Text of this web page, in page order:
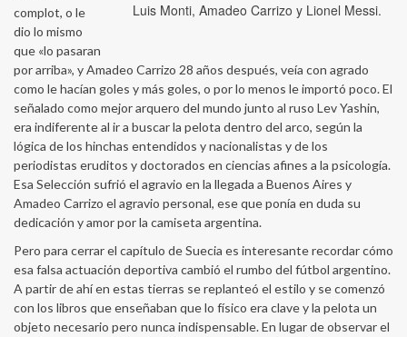
Luis Monti, Amadeo Carrizo y Lionel Messi.
complot, o le
dio lo mismo
que «lo pasaran
por arriba», y Amadeo Carrizo 28 años después, veía con agrado
como le hacían goles y más goles, o por lo menos le importó poco. El
señalado como mejor arquero del mundo junto al ruso Lev Yashin,
era indiferente al ir a buscar la pelota dentro del arco, según la
lógica de los hinchas entendidos y nacionalistas y de los
periodistas eruditos y doctorados en ciencias afines a la psicología.
Esa Selección sufrió el agravio en la llegada a Buenos Aires y
Amadeo Carrizo el agravio personal, ese que ponía en duda su
dedicación y amor por la camiseta argentina.
Pero para cerrar el capítulo de Suecia es interesante recordar cómo
esa falsa actuación deportiva cambió el rumbo del fútbol argentino.
A partir de ahí en estas tierras se replanteó el estilo y se comenzó
con los libros que enseñaban que lo físico era clave y la pelota un
objeto necesario pero nunca indispensable. En lugar de observar el